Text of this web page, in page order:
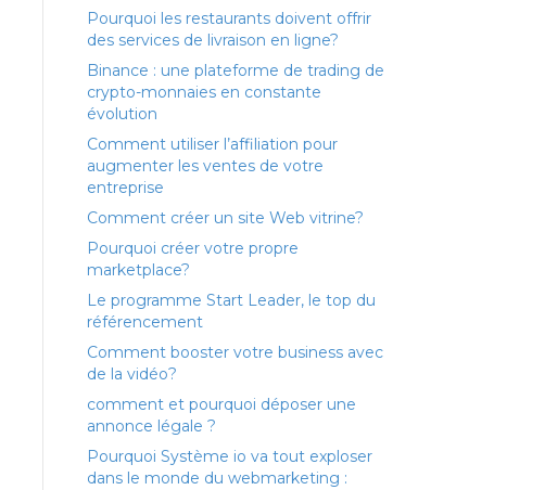
Pourquoi les restaurants doivent offrir
des services de livraison en ligne?
Binance : une plateforme de trading de
crypto-monnaies en constante
évolution
Comment utiliser l’affiliation pour
augmenter les ventes de votre
entreprise
Comment créer un site Web vitrine?
Pourquoi créer votre propre
marketplace?
Le programme Start Leader, le top du
référencement
Comment booster votre business avec
de la vidéo?
comment et pourquoi déposer une
annonce légale ?
Pourquoi Système io va tout exploser
dans le monde du webmarketing :